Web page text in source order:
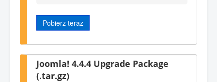
Pobierz teraz
Joomla! 4.4.4 Upgrade Package
(.tar.gz)